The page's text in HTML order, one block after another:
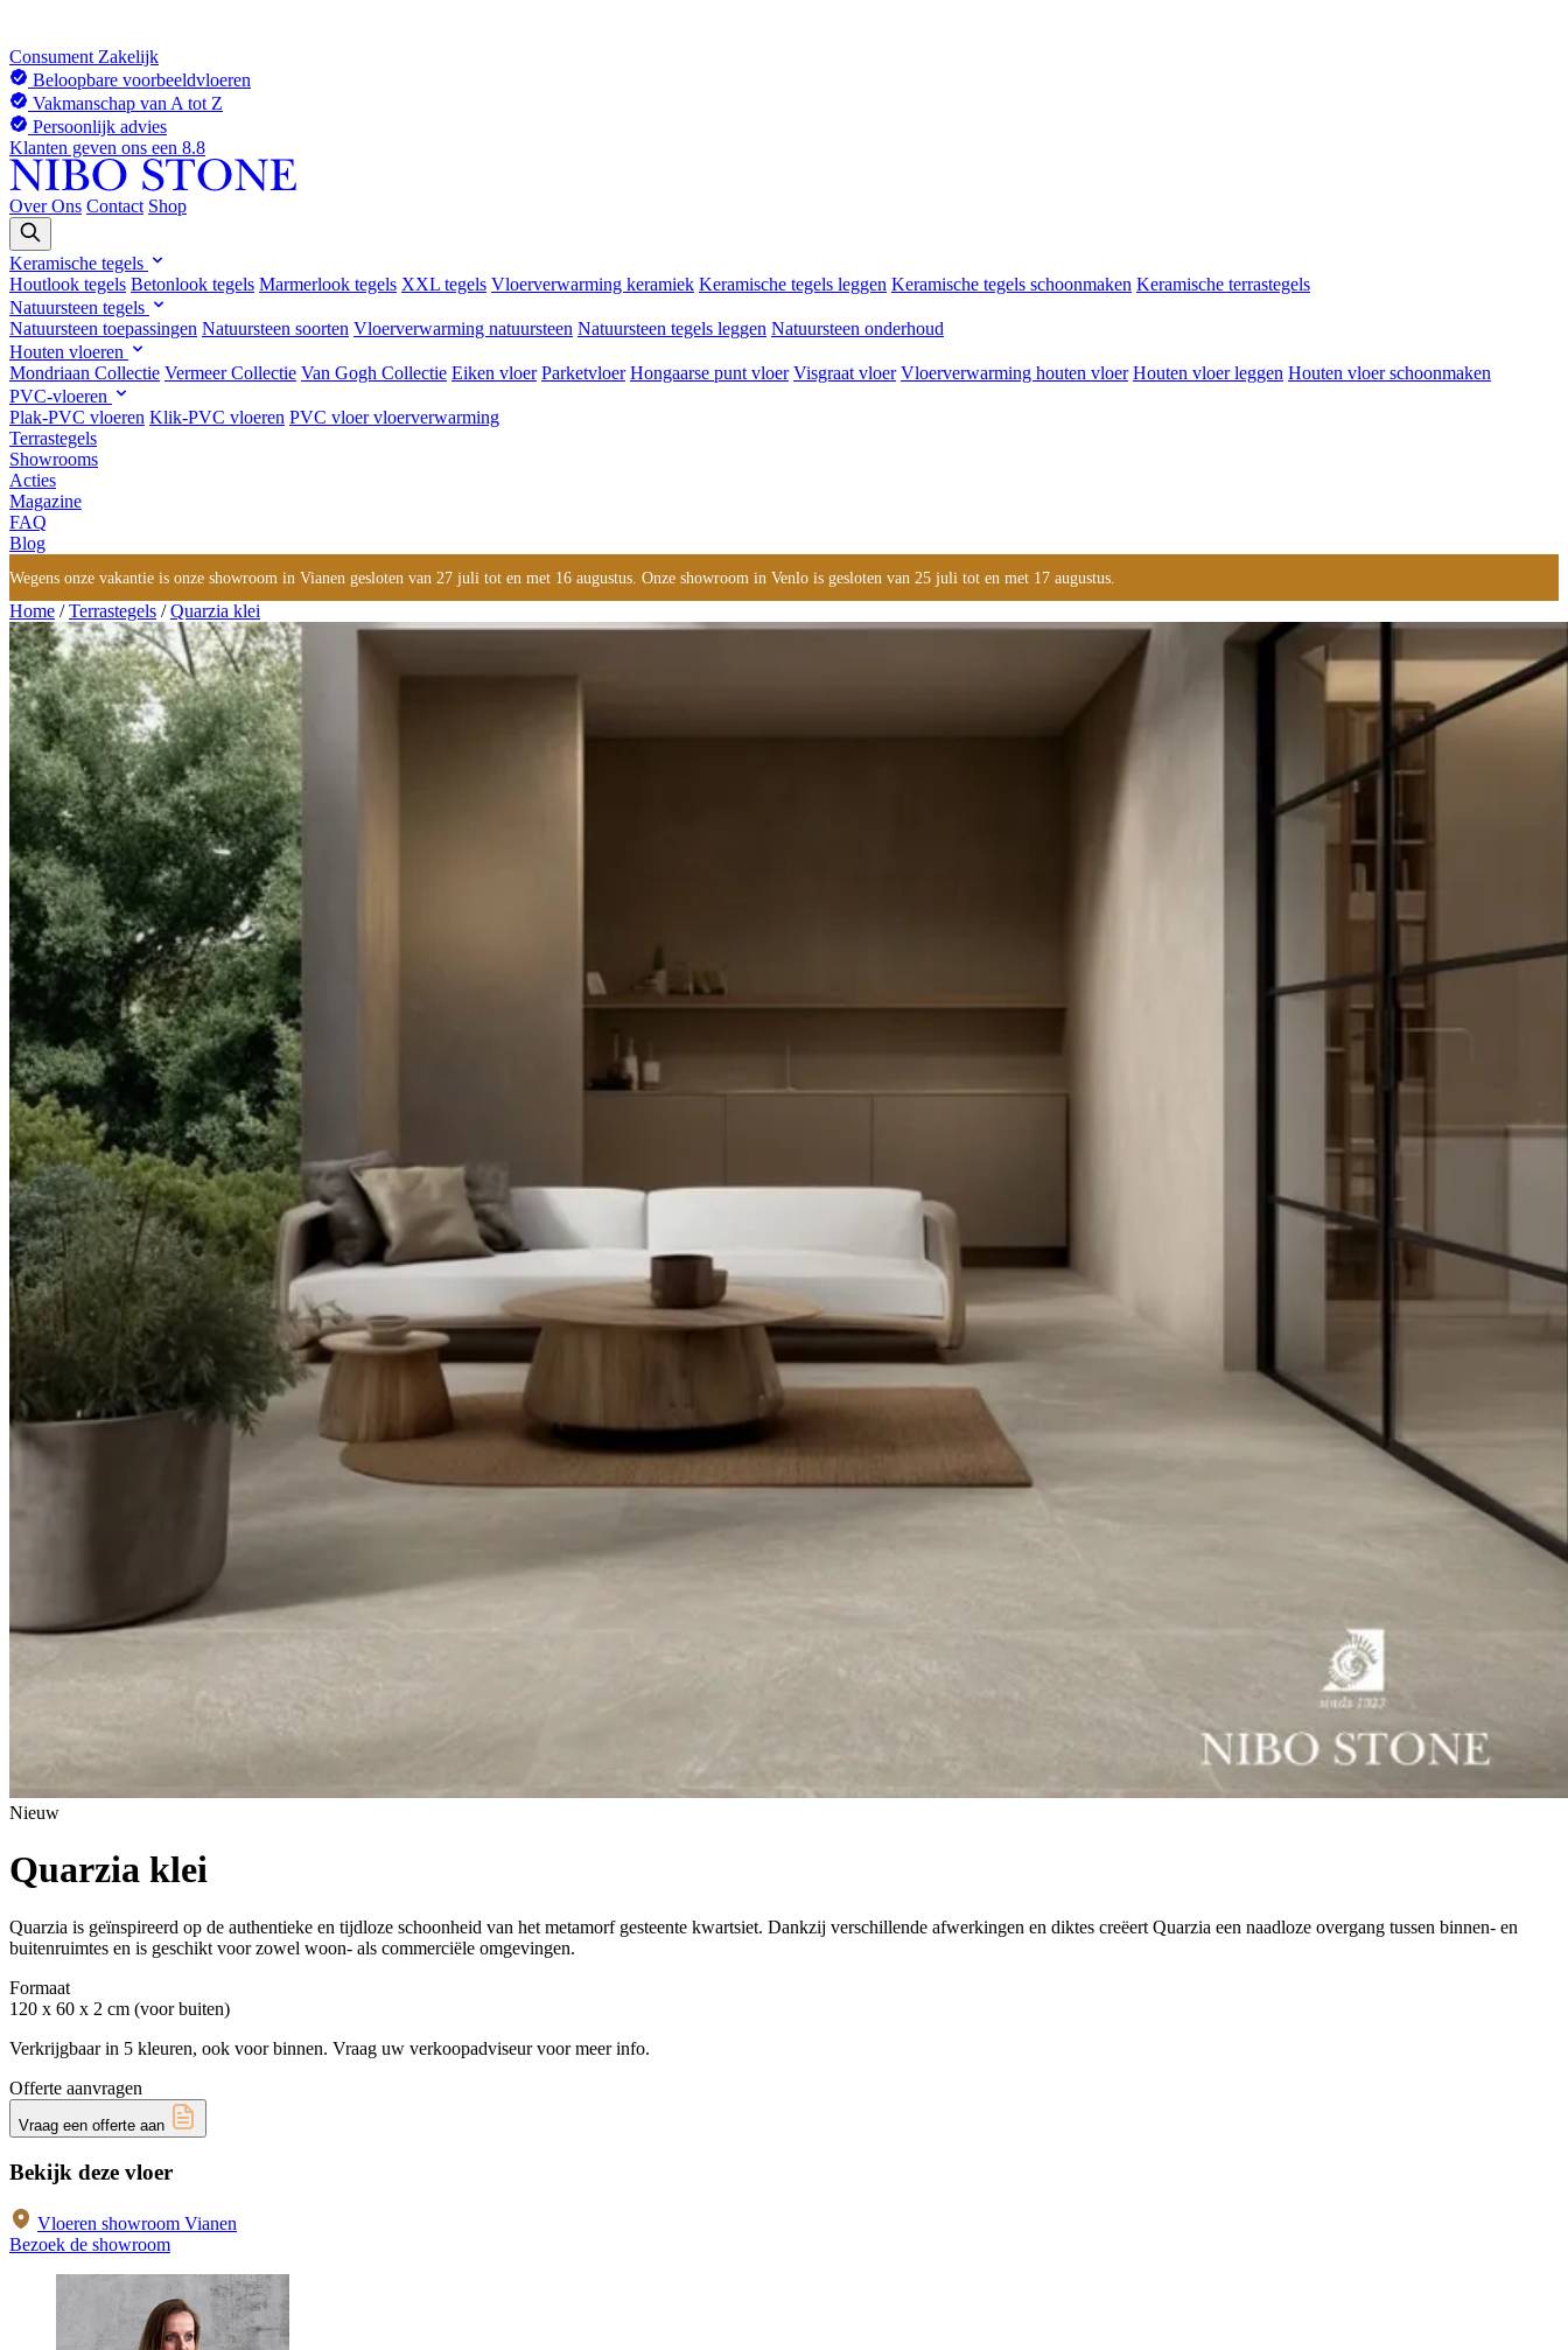
Consument Zakelijk
Beloopbare voorbeeldvloeren
Vakmanschap van A tot Z
Persoonlijk advies
Klanten geven ons een 8.8
Over Ons Contact Shop
Keramische tegels
Houtlook tegels Betonlook tegels Marmerlook tegels XXL tegels Vloerverwarming keramiek Keramische tegels leggen Keramische tegels schoonmaken Keramische terrastegels
Natuursteen tegels
Natuursteen toepassingen Natuursteen soorten Vloerverwarming natuursteen Natuursteen tegels leggen Natuursteen onderhoud
Houten vloeren
Mondriaan Collectie Vermeer Collectie Van Gogh Collectie Eiken vloer Parketvloer Hongaarse punt vloer Visgraat vloer Vloerverwarming houten vloer Houten vloer leggen Houten vloer schoonmaken
PVC-vloeren
Plak-PVC vloeren Klik-PVC vloeren PVC vloer vloerverwarming
Terrastegels
Showrooms
Acties
Magazine
FAQ
Blog
Wegens onze vakantie is onze showroom in Vianen gesloten van 27 juli tot en met 16 augustus. Onze showroom in Venlo is gesloten van 25 juli tot en met 17 augustus.
Home /Terrastegels /Quarzia klei
Nieuw
Quarzia klei
Quarzia is geïnspireerd op de authentieke en tijdloze schoonheid van het metamorf gesteente kwartsiet. Dankzij verschillende afwerkingen en diktes creëert Quarzia een naadloze overgang tussen binnen- en
buitenruimtes en is geschikt voor zowel woon- als commerciële omgevingen.
Formaat
120 x 60 x 2 cm (voor buiten)
Verkrijgbaar in 5 kleuren, ook voor binnen. Vraag uw verkoopadviseur voor meer info.
Offerte aanvragen
Vraag een offerte aan
Bekijk deze vloer
Vloeren showroom Vianen
Bezoek de showroom